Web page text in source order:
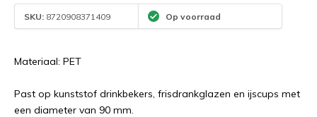
SKU: 8720908371409 Op voorraad
Materiaal: PET
Past op kunststof drinkbekers, frisdrankglazen en ijscups met
een diameter van 90 mm.